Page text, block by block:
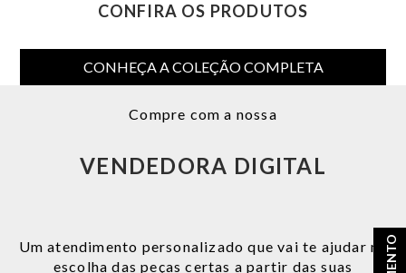
CONFIRA OS PRODUTOS
CONHEÇA A COLEÇÃO COMPLETA
Compre com a nossa
VENDEDORA DIGITAL
Um atendimento personalizado que vai te ajudar na
escolha das peças certas a partir das suas